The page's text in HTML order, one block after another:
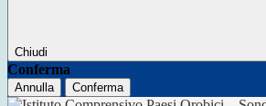
Chiudi
Conferma
Annulla Conferma